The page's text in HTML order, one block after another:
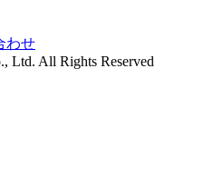
わせ
Ltd. All Rights Reserved